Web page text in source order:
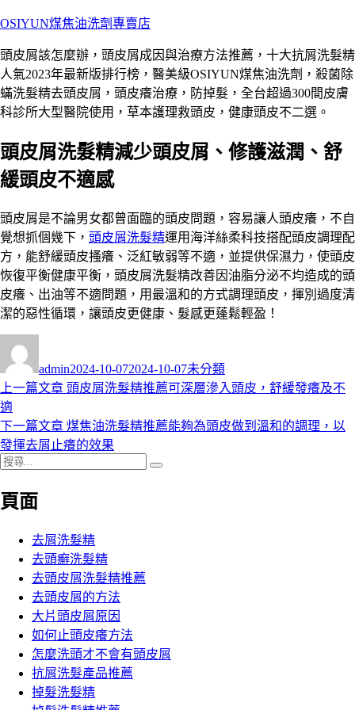
跳
主
要
內
容
OSIYUN煤焦油洗劑專賣店
頭皮屑該怎麼辦，頭皮屑成因與治療方法推薦，十大抗屑洗髮精
人氣2023年最新版排行榜，醫美級OSIYUN煤焦油洗劑，殺菌除
蟎洗髮精去頭皮屑，頭皮癢治療，防掉髮，全台超過300間皮膚
科診所大型醫院使用，草本護理救頭皮，健康頭皮不二選。
頭皮屑洗髮精減少頭皮屑、修護滋潤、舒
緩頭皮不適感
頭皮屑是不論男女都曾面臨的頭皮問題，容易讓人頭皮癢，不自
覺想抓個幾下， 頭皮屑洗髮精運用海洋絲柔科技搭配頭皮調理配
方，能舒緩頭皮搔癢、泛紅敏弱等不適，並提供保濕力，使頭皮
恢復平衡健康平衡，頭皮屑洗髮精改善因油脂分泌不均造成的頭
皮癢、出油等不適問題，用最溫和的方式調理頭皮，揮別過度清
潔的惡性循環，讓頭皮更健康、髮感更蓬鬆輕盈！
者
admin佈
日
2024-10-072024-10-07類
未分類
文
章
導
覽
上一篇文章 上
篇
文
頭皮屑洗髮精推薦可深層滲入頭皮，舒緩發癢及不
適
下一篇文章 下
一
煤焦油洗髮精推薦能夠為頭皮做到溫和的調理，以
發揮去屑止癢的效果
搜
關
頁面
去屑洗髮精
去頭癬洗髮精
去頭皮屑洗髮精推薦
去頭皮屑的方法
大片頭皮屑原因
如何止頭皮癢方法
怎麼洗頭才不會有頭皮屑
抗屑洗髮產品推薦
掉髮洗髮精